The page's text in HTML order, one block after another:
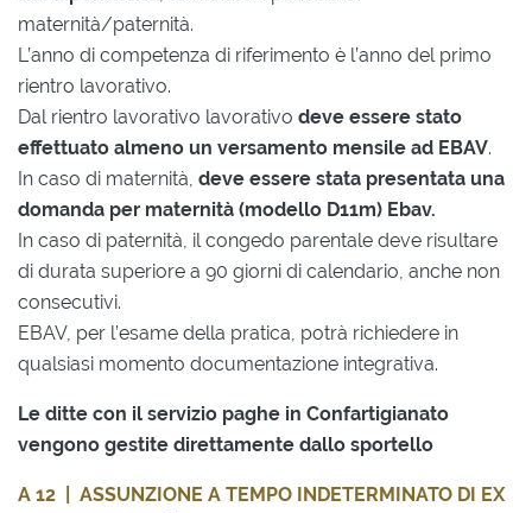
maternità/paternità.
L’anno di competenza di riferimento è l’anno del primo
rientro lavorativo.
Dal rientro lavorativo lavorativo deve essere stato
effettuato almeno un versamento mensile ad EBAV.
In caso di maternità, deve essere stata presentata una
domanda per maternità (modello D11m) Ebav.
In caso di paternità, il congedo parentale deve risultare
di durata superiore a 90 giorni di calendario, anche non
consecutivi.
EBAV, per l’esame della pratica, potrà richiedere in
qualsiasi momento documentazione integrativa.
Le ditte con il servizio paghe in Confartigianato
vengono gestite direttamente dallo sportello
A 12 | ASSUNZIONE A TEMPO INDETERMINATO DI EX